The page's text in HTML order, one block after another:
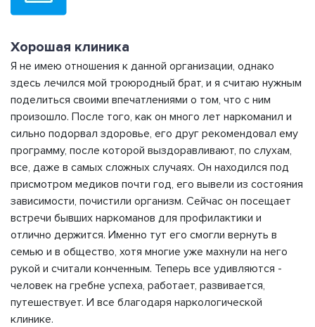
Хорошая клиника
Я не имею отношения к данной организации, однако
здесь лечился мой троюродный брат, и я считаю нужным
поделиться своими впечатлениями о том, что с ним
произошло. После того, как он много лет наркоманил и
сильно подорвал здоровье, его друг рекомендовал ему
программу, после которой выздоравливают, по слухам,
все, даже в самых сложных случаях. Он находился под
присмотром медиков почти год, его вывели из состояния
зависимости, почистили организм. Сейчас он посещает
встречи бывших наркоманов для профилактики и
отлично держится. Именно тут его смогли вернуть в
семью и в общество, хотя многие уже махнули на него
рукой и считали конченным. Теперь все удивляются -
человек на гребне успеха, работает, развивается,
путешествует. И все благодаря наркологической
клинике.